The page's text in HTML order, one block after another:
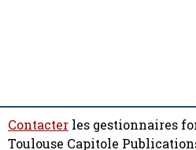
Contacter les gestionnaires
Toulouse Capitole